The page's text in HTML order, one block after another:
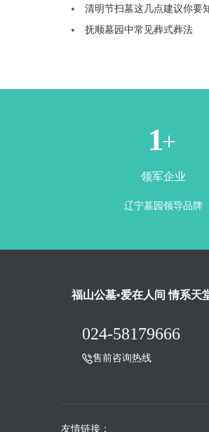
清明节扫墓这几点建议你要
抚顺墓园中常见葬式葬法
1+
领军企业
辽宁墓园领导品牌
福山公墓•爱在人间 情系天
024-58179666
售前咨询热线
友情链接：